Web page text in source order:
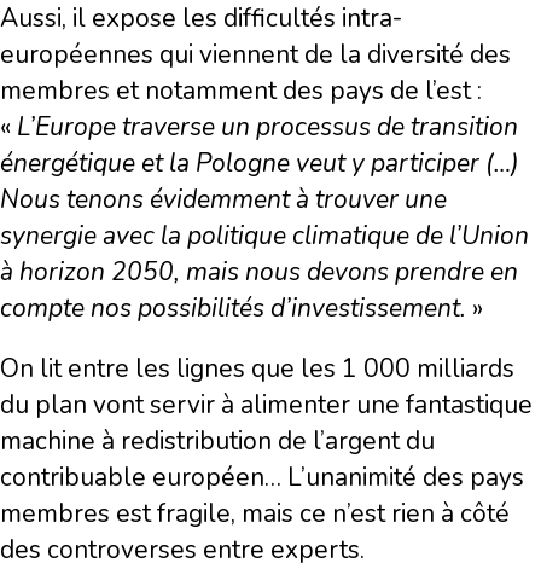
Aussi, il expose les difficultés intra-
européennes qui viennent de la diversité des
membres et notamment des pays de l’est :
« L’Europe traverse un processus de transition
énergétique et la Pologne veut y participer (…)
Nous tenons évidemment à trouver une
synergie avec la politique climatique de l’Union
à horizon 2050, mais nous devons prendre en
compte nos possibilités d’investissement. »
On lit entre les lignes que les 1 000 milliards
du plan vont servir à alimenter une fantastique
machine à redistribution de l’argent du
contribuable européen… L’unanimité des pays
membres est fragile, mais ce n’est rien à côté
des controverses entre experts.